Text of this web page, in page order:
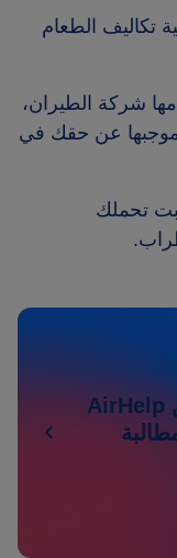
تكاليف الطعام
شركة الطيران،
بموجبها عن حقك في
تحملك
اطلب من AirHelp